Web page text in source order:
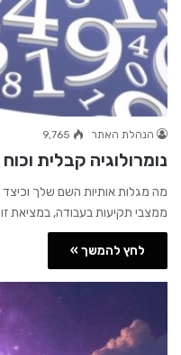
הנהלת האתר 9,765
נומרולוגיה קבלית
מה מגלות אותיות השם שלך וכיצד
ממצבי תקיעות בעבודה, במציאת
לחץ להמשך »